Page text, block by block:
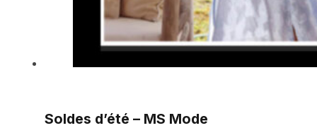
Soldes d’été – MS Mode